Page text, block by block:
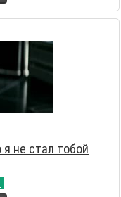
не стал тобой